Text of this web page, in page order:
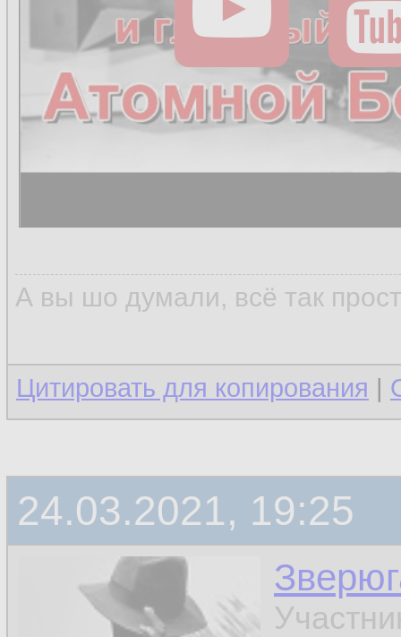
А вы шо думали, всё так
Цитировать для копирования |
24.03.2021, 19:25